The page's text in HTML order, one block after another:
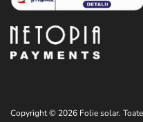
Copyright © 2026 Folie solar.